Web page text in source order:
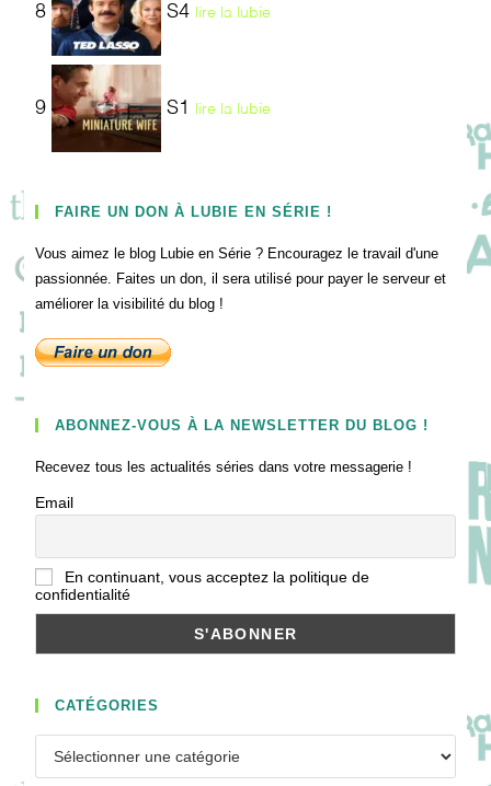
8 S4 lire la lubie
9 S1 lire la lubie
FAIRE UN DON À LUBIE EN SÉRIE !
Vous aimez le blog Lubie en Série ? Encouragez le travail d'une
passionnée. Faites un don, il sera utilisé pour payer le serveur et
améliorer la visibilité du blog !
ABONNEZ-VOUS À LA NEWSLETTER DU BLOG !
Recevez tous les actualités séries dans votre messagerie !
Email
En continuant, vous acceptez la politique de
confidentialité
CATÉGORIES
Catégories